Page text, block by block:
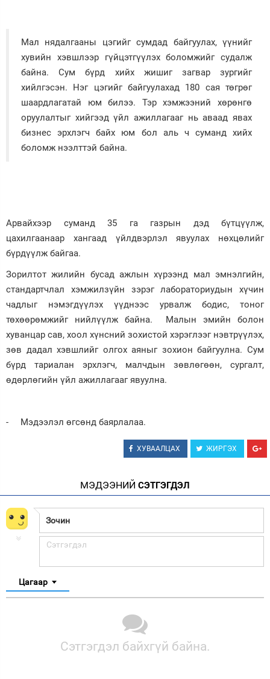
Мал нядалгааны цэгийг сумдад байгуулах, үүнийг
хувийн хэвшлээр гүйцэтгүүлэх боломжийг судалж
байна. Сум бүрд хийх жишиг загвар зургийг
хийлгэсэн. Нэг цэгийг байгуулахад 180 сая төгрөг
шаардлагатай юм билээ. Тэр хэмжээний хөрөнгө
оруулалтыг хийгээд үйл ажиллагааг нь аваад явах
бизнес эрхлэгч байх юм бол аль ч суманд хийх
боломж нээлттэй байна.
Арвайхээр суманд 35 га газрын дэд бүтцүүлж,
цахилгаанаар хангаад үйлдвэрлэл явуулах нөхцөлийг
бүрдүүлж байгаа.
Зорилтот жилийн бусад ажлын хүрээнд мал эмнэлгийн,
стандартчлал хэмжилзүйн зэрэг лабораториудын хүчин
чадлыг нэмэгдүүлэх үүднээс урвалж бодис, тоног
төхөөрөмжийг нийлүүлж байна. Малын эмийн болон
хуванцар сав, хоол хүнсний зохистой хэрэглээг нэвтрүүлэх,
зөв дадал хэвшлийг олгох аяныг зохион байгуулна. Сум
бүрд тариалан эрхлэгч, малчдын зөвлөгөөн, сургалт,
өдөрлөгийн үйл ажиллагааг явуулна.
- Мэдээлэл өгсөнд баярлалаа.
ХУВААЛЦАХ ЖИРГЭХ
МЭДЭЭНИЙ СЭТГЭГДЭЛ
Цагаар
Сэтгэгдэл байхгүй байна.